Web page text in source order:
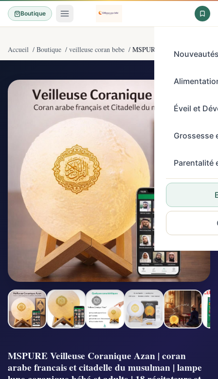
Boutique
Éveil et
Grossesse
Parentalité
Accueil / Boutique / veilleuse coran bebe / MSPURE Veilleuse
MSPURE Veilleuse Coranique Azan | coran
arabe francais et citadelle du musulman | lampe